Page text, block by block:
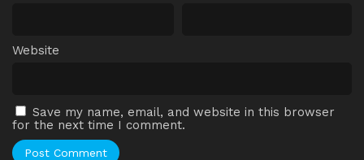
Website
Save my name, email, and website in this browser
for the next time I comment.